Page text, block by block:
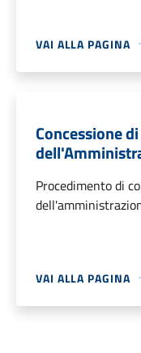
VAI ALLA PAGINA
Concessione
Procedimento di
VAI ALLA PAGINA